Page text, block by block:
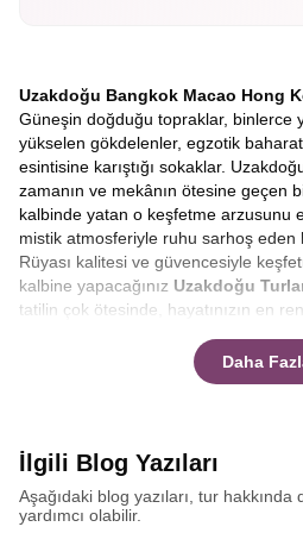
Uzakdoğu Bangkok Macao Hong
Güneşin doğduğu topraklar, binlerce
yükselen gökdelenler, egzotik
esintisine karıştığı sokaklar.
zamanın ve mekânın ötesine geçen
kalbinde yatan o keşfetme arzusunu
mistik atmosferiyle ruhu sarhoş eden
Rüyası kalitesi ve güvencesiyle
kalbine yapacağınız Uzakdoğu
tatilin çok ötesinde, hayatınızın en
Asya kıtasının güneyine doğru
geleneklerin sadeliğini hem de
Bangkok’unda Budist huzurunu
Makao’nun ışıltılı dünyasında
dansına şahit olacak ve Hong
modernizmin zirvesine çıkacaksınız.
Daha
İlgili Blog Yazıları
Aşağıdaki blog yazıları, tur
yardımcı olabilir.